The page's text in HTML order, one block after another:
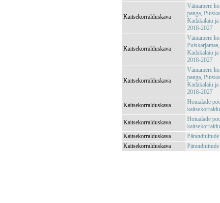
Kaitsekorralduskava
Väinamere
panga,
Kadakalaiu
2018-2027
Kaitsekorralduskava
Väinamere
Kadakalaiu
2018-2027
Kaitsekorralduskava
Väinamere
panga,
Kadakalaiu
2018-2027
Kaitsekorralduskava
Hoiualade
Kaitsekorralduskava
Hoiualade
Kaitsekorralduskava
Kaitsekorralduskava